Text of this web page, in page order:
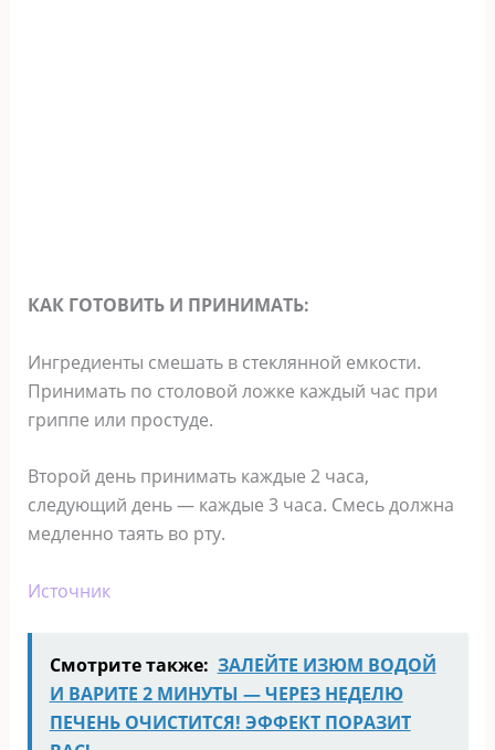
КАК ГОТОВИТЬ И ПРИНИМАТЬ:
Ингредиенты смешать в стеклянной емкости.
Принимать по столовой ложке каждый час при
гриппе или простуде.
Второй день принимать каждые 2 часа,
следующий день — каждые 3 часа. Смесь должна
медленно таять во рту.
Источник
Смотрите также: ЗАЛЕЙТЕ ИЗЮМ ВОДОЙ
И ВАРИТЕ 2 МИНУТЫ — ЧЕРЕЗ НЕДЕЛЮ
ПЕЧЕНЬ ОЧИСТИТСЯ! ЭФФЕКТ ПОРАЗИТ